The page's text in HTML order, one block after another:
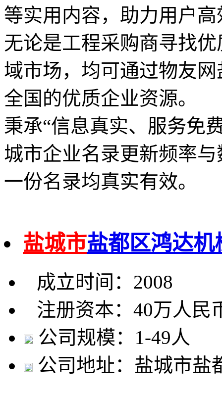
等实用内容，助力用户
无论是工程采购商寻找
域市场，均可通过物友
全国的优质企业资源。
秉承“信息真实、服务免
城市企业名录更新频率
一份名录均真实有效。
盐城市盐都区鸿达机
成立时间：2008
注册资本：40万人民
公司规模：1-49人
公司地址：盐城市盐